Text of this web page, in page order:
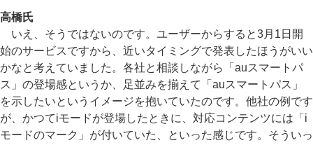
高橋氏
いえ、そうではないのです。ユーザーからすると3月1日開
始のサービスですから、近いタイミングで発表したほうがいい
かなと考えていました。各社と相談しながら「auスマートパ
ス」の登場感というか、足並みを揃えて「auスマートパス」
を示したいというイメージを抱いていたのです。他社の例です
が、かつてiモードが登場したときに、対応コンテンツには「i
モードのマーク」が付いていた、といった感じです。そういっ